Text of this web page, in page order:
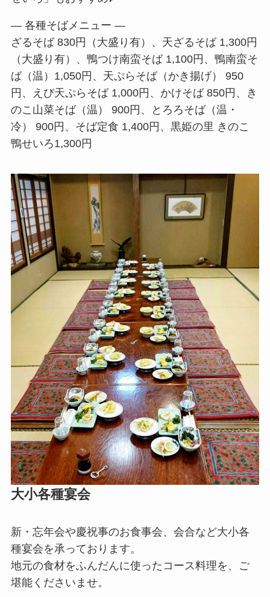
― 各種そばメニュー ―
ざるそば 830円（大盛り有）、天ざるそば 1,300円
（大盛り有）、鴨つけ南蛮そば 1,100円、鴨南蛮そ
ば（温）1,050円、天ぷらそば（かき揚げ） 950
円、えび天ぷらそば 1,000円、かけそば 850円、き
のこ山菜そば（温） 900円、とろろそば（温・
冷） 900円、そば定食 1,400円、黒姫の里 きのこ
鴨せいろ1,300円
大小各種宴会
新・忘年会や慶祝事のお食事会、会合など大小各
種宴会を承っております。
地元の食材をふんだんに使ったコース料理を、ご
堪能くださいませ。